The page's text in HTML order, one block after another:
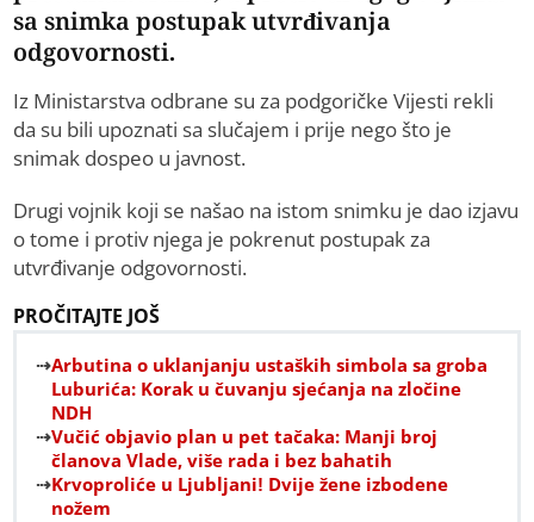
sa snimka postupak utvrđivanja
odgovornosti.
Iz Ministarstva odbrane su za podgoričke Vijesti rekli
da su bili upoznati sa slučajem i prije nego što je
snimak dospeo u javnost.
Drugi vojnik koji se našao na istom snimku je dao izjavu
o tome i protiv njega je pokrenut postupak za
utvrđivanje odgovornosti.
PROČITAJTE JOŠ
Arbutina o uklanjanju ustaških simbola sa groba
Luburića: Korak u čuvanju sjećanja na zločine
NDH
Vučić objavio plan u pet tačaka: Manji broj
članova Vlade, više rada i bez bahatih
Krvoproliće u Ljubljani! Dvije žene izbodene
nožem